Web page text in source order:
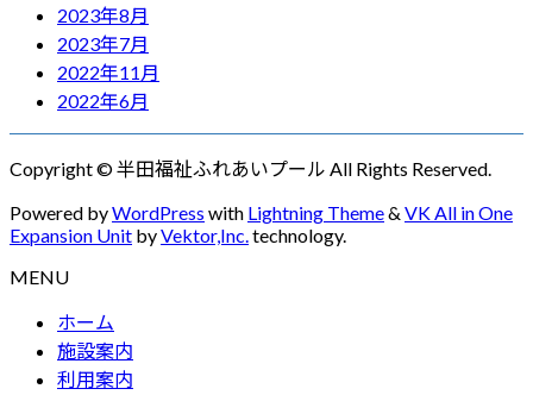
2023年8月
2023年7月
2022年11月
2022年6月
Copyright © 半田福祉ふれあいプール All Rights Reserved.
Powered byWordPress with Lightning Theme& VK All in One
Expansion Unit byVektor,Inc.technology.
MENU
ホーム
施設案内
利用案内